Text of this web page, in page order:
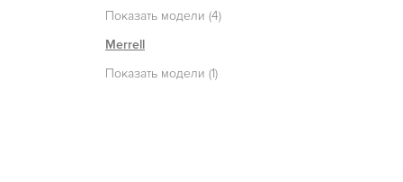
Показать модели (4)
Merrell
Показать модели (1)